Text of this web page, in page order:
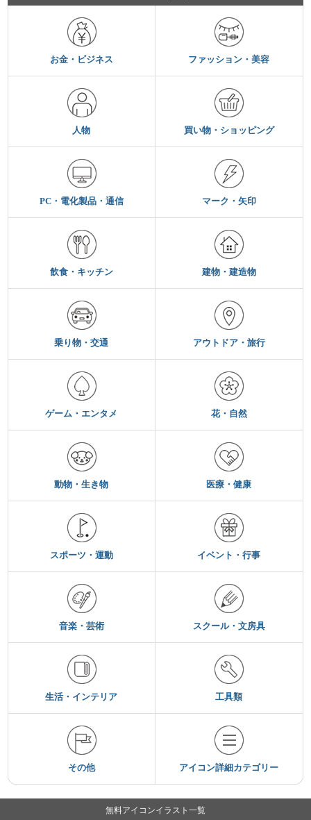
お金・ビジネス ファッション・美容
人物 買い物・ショッピング
PC・電化製品・通信 マーク・矢印
飲食・キッチン 建物・建造物
乗り物・交通 アウトドア・旅行
ゲーム・エンタメ 花・自然
動物・生き物 医療・健康
スポーツ・運動 イベント・行事
音楽・芸術 スクール・文房具
生活・インテリア 工具類
その他 アイコン詳細カテゴリー
無料アイコンイラスト一覧